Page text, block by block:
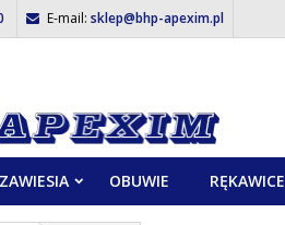
E-mail: sklep@bhp-apexim.pl
ZAWIESIA OBUWIE RĘKAWICE